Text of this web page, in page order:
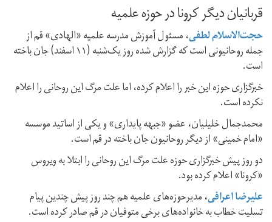
قربانیان دیگر کرونا در حوزه علمیه
حجت‌الاسلام لطفی، مسئول آموزش مدرسه علمیه «الهادی» قم از
جمله روحانیونی است که گزارش شده روز یک‌شنبه (۱۱ اسفند) جان باخته
است.
خبرگزاری حوزه این خبر را اعلام کرده، اما علت مرگ این روحانی را اعلام
نکرده است.
محمدجمال خليليان، عضو «جبهه پایداری» و یکی از اساتید موسسه
«امام خمینی» از دیگر روحانیون جان باخته در قم است.
دو روز پیش خبرگزاری حوزه علت مرگ این روحانی را ابتلا به ویروس
«کرونا» اعلام کرده بود.
علیرضا اعرافی، مدیرحوزه‌های علمیه هم چند روز پیش چندین پیام
تسلیت خطاب به خانواده‌های برخی متوفیان در قم صادر کرده است.